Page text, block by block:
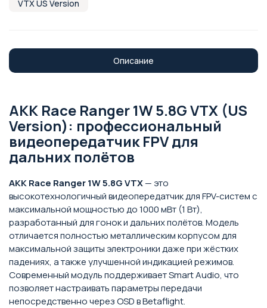
VTX US Version
Описание
AKK Race Ranger 1W 5.8G VTX (US
Version): профессиональный
видеопередатчик FPV для
дальних полётов
AKK Race Ranger 1W 5.8G VTX— это
высокотехнологичный видеопередатчик для FPV-систем с
максимальной мощностью до 1000 мВт (1 Вт),
разработанный для гонок и дальних полётов. Модель
отличается полностью металлическим корпусом для
максимальной защиты электроники даже при жёстких
падениях, а также улучшенной индикацией режимов.
Современный модуль поддерживает Smart Audio, что
позволяет настраивать параметры передачи
непосредственно через OSD в Betaflight.